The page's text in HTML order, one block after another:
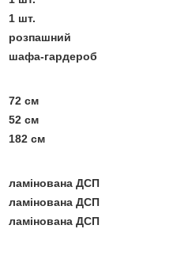
1 шт.
розпашний
шафа-гардероб
72 см
52 см
182 см
ламінована ДСП
ламінована ДСП
ламінована ДСП